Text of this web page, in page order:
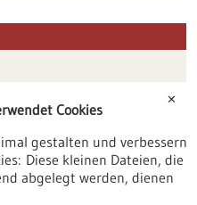
✕
Cookies
gestalten und verbessern
Diese kleinen Dateien, die
abgelegt werden, dienen